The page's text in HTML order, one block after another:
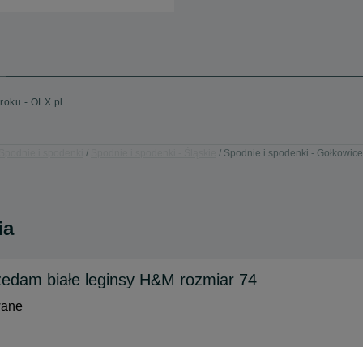
- OLX.pl
Spodnie i spodenki - Gołkowice
białe leginsy H&M rozmiar 74